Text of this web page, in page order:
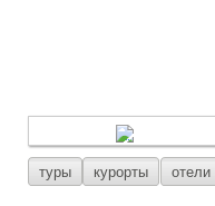
туры курорты отели